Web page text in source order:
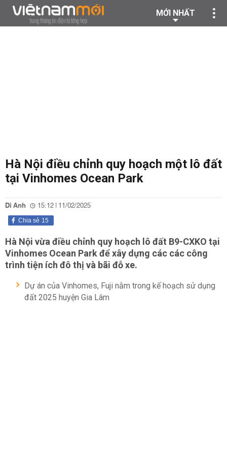
MỚI NHẤT
Hà Nội điều chỉnh quy hoạch một lô đất
tại Vinhomes Ocean Park
Di Anh 15:12 | 11/02/2025
15
Chia sẻ
Hà Nội vừa điều chỉnh quy hoạch lô đất B9-CXKO tại
Vinhomes Ocean Park để xây dựng các các công
trình tiện ích đô thị và bãi đỗ xe.
Dự án của Vinhomes, Fuji nằm trong kế hoạch sử dụng
đất 2025 huyện Gia Lâm